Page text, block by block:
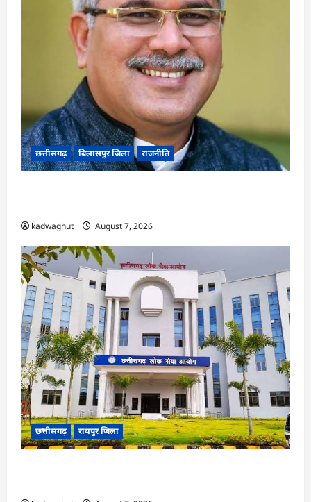
छत्तीसगढ़ बिलासपुर जिला राजनीति
kadwaghut August 7, 2026
छत्तीसगढ़ रायपुर जिला